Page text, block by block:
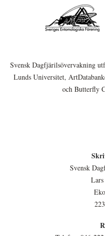
Svensk Dagfjärilsövervakning
Lunds Universitet,
och Butterfly
Svensk
Lars